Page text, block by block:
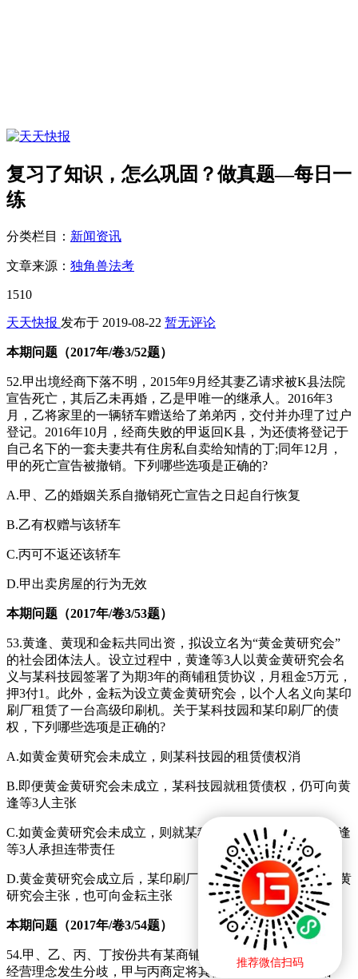
复习了知识，怎么巩固？做真题—每日一
练
分类栏目： 新闻资讯
文章来源： 独角兽法考
1510
天天快报 发布于 2019-08-22 暂无评论
推荐微信扫码
本期问题（2017年/卷3/52题）
52.甲出境经商下落不明，2015年9月经其妻乙请求被K县法院
宣告死亡，其后乙未再婚，乙是甲唯一的继承人。2016年3
月，乙将家里的一辆轿车赠送给了弟弟丙，交付并办理了过户
登记。2016年10月，经商失败的甲返回K县，为还债将登记于
自己名下的一套夫妻共有住房私自卖给知情的丁;同年12月，
甲的死亡宣告被撤销。下列哪些选项是正确的?
A.甲、乙的婚姻关系自撤销死亡宣告之日起自行恢复
B.乙有权赠与该轿车
C.丙可不返还该轿车
D.甲出卖房屋的行为无效
本期问题（2017年/卷3/53题）
53.黄逢、黄现和金耘共同出资，拟设立名为“黄金黄研究会”
的社会团体法人。设立过程中，黄逢等3人以黄金黄研究会名
义与某科技园签署了为期3年的商铺租赁协议，月租金5万元，
押3付1。此外，金耘为设立黄金黄研究会，以个人名义向某印
刷厂租赁了一台高级印刷机。关于某科技园和某印刷厂的债
权，下列哪些选项是正确的?
A.如黄金黄研究会未成立，则某科技园的租赁债权消
B.即便黄金黄研究会未成立，某科技园就租赁债权，仍可向黄
逢等3人主张
C.如黄金黄研究会未成立，则就某科技园的租赁债务，由黄逢
等3人承担连带责任
D.黄金黄研究会成立后，某印刷厂就租赁债权，既可向黄金黄
研究会主张，也可向金耘主张
本期问题（2017年/卷3/54题）
54.甲、乙、丙、丁按份共有某商铺，各自份额均为25%。因
经营理念发生分歧，甲与丙商定将其份额以100万元转让给